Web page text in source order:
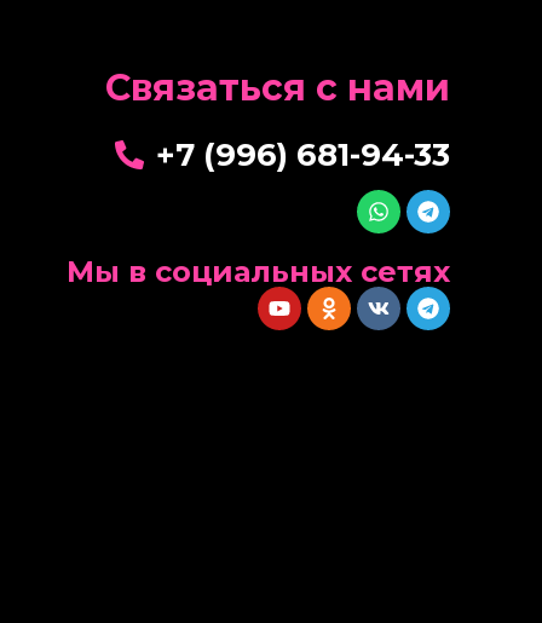
Cвязаться с нами
+7 (996) 681-94-33
Мы в социальных сетях